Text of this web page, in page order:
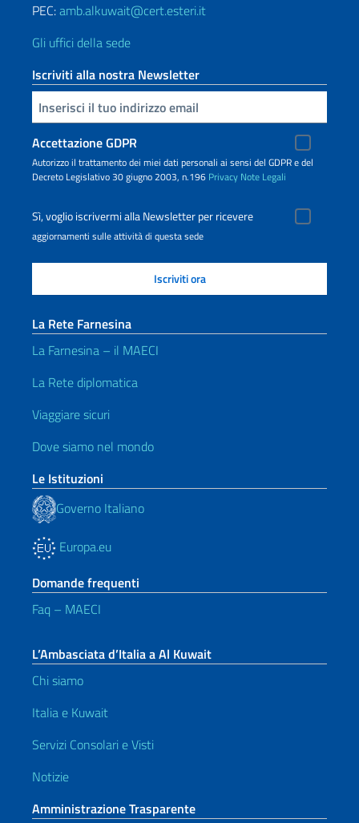
PEC:amb.alkuwait@cert.esteri.it
Gli uffici della sede
Iscriviti alla nostra Newsletter
Inserisci la tua email
Accettazione GDPR
Autorizzo il trattamento dei miei dati personali ai sensi del GDPR e del
Decreto Legislativo 30 giugno 2003, n.196 Privacy Note Legali
Sì, voglio iscrivermi alla Newsletter per ricevere
aggiornamenti sulle attività di questa sede
La Rete Farnesina
La Farnesina – il MAECI
La Rete diplomatica
Viaggiare sicuri
Dove siamo nel mondo
Le Istituzioni
Governo Italiano
Europa.eu
Domande frequenti
Faq – MAECI
L’Ambasciata d’Italia a Al Kuwait
Chi siamo
Italia e Kuwait
Servizi Consolari e Visti
Notizie
Amministrazione Trasparente